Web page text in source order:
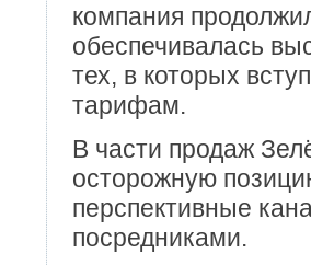
компания
обеспечивалась
тех, в которых
тарифам.
В части продаж
осторожную
перспективные
посредниками.